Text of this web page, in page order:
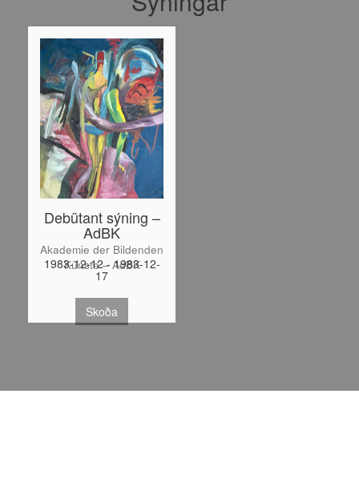
Debütant sýning –
AdBK
Akademie der Bildenden
Künste – AdBK
1983-12-12 - 1983-12-
17
Skoða